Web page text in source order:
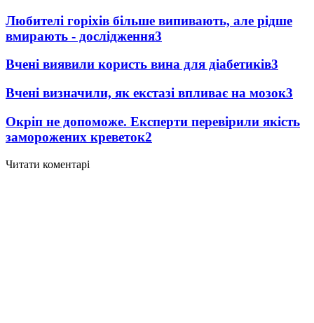
Любителі горіхів більше випивають, але рідше
вмирають - дослідження3
Вчені виявили користь вина для діабетиків3
Вчені визначили, як екстазі впливає на мозок3
Окріп не допоможе. Експерти перевірили якість
заморожених креветок2
Читати коментарі